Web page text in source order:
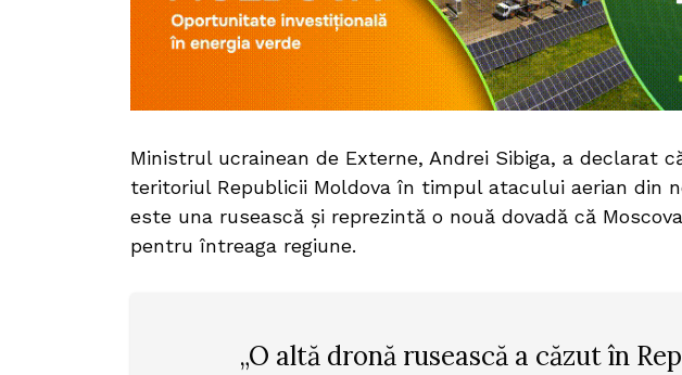
Ministrul ucrainean de Externe, Andrei Sibiga, a declarat
teritoriul Republicii Moldova în timpul atacului aerian din
este una rusească și reprezintă o nouă dovadă că
pentru întreaga regiune.
„O altă dronă rusească a căzut în